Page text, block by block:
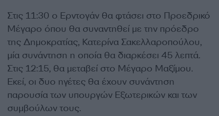
Στις 11:30 ο Ερντογάν θα φτάσει στο Προεδρικό
Μέγαρο όπου θα συναντηθεί με την πρόεδρο
της Δημοκρατίας, Κατερίνα Σακελλαροπούλου,
μία συνάντηση η οποία θα διαρκέσει 45 λεπτά.
Στις 12:15, θα μεταβεί στο Μέγαρο Μαξίμου.
Εκεί, οι δυο ηγέτες θα έχουν συνάντηση
παρουσία των υπουργών Εξωτερικών και των
συμβούλων τους.